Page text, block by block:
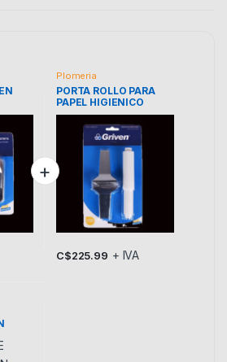
Plomeria
PORTA ROLLO PARA
PAPEL HIGIENICO
C$225.99 + IVA